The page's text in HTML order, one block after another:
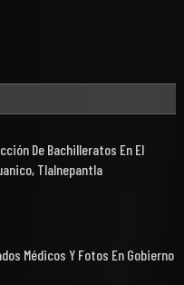
De Bachilleratos En El
Tlalnepantla
Médicos Y Fotos En Gobierno